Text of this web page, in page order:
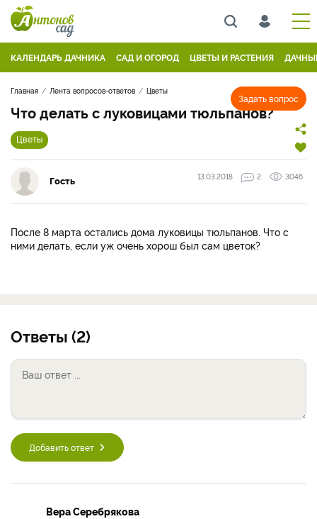
КАЛЕНДАРЬ ДАЧНИКА САД И ОГОРОД ЦВЕТЫ И РАСТЕНИЯ
Задать вопрос
Главная Лента вопросов-ответов Цветы
Что делать с луковицами тюльпанов?
Цветы
Гость 13.03.2018 2 3046
После 8 марта остались дома луковицы тюльпанов. Что с
ними делать, если уж очень хорош был сам цветок?
Ответы (2)
Добавить ответ
Вера Серебрякова